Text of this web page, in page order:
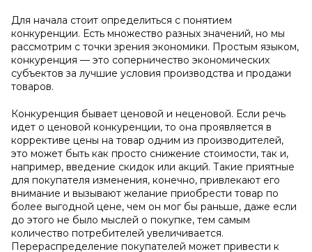
Для начала стоит определиться с понятием
конкуренции. Есть множество разных значений, но мы
рассмотрим с точки зрения экономики. Простым языком,
конкуренция — это соперничество экономических
субъектов за лучшие условия производства и продажи
товаров.
Конкуренция бывает ценовой и неценовой. Если речь
идет о ценовой конкуренции, то она проявляется в
коррективе цены на товар одним из производителей,
это может быть как просто снижение стоимости, так и,
например, введение скидок или акций. Такие приятные
для покупателя изменения, конечно, привлекают его
внимание и вызывают желание приобрести товар по
более выгодной цене, чем он мог бы раньше, даже если
до этого не было мыслей о покупке, тем самым
количество потребителей увеличивается.
Перераспределение покупателей может привести к